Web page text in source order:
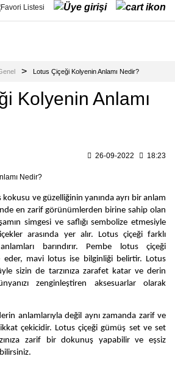
Lotus Çiçeği Kolyenin Anlamı Nedir?
Kolyenin Anlamı
26-09-2022 18:23
ve güzelliğinin yanında ayrı bir anlam
en zarif görünümlerden birine sahip olan
simgesi ve saflığı sembolize etmesiyle
arasında yer alır. Lotus çiçeği farklı
barındırır. Pembe lotus çiçeği
eder, mavi lotus ise bilginliği belirtir. Lotus
sizin de tarzınıza zarafet katar ve derin
zenginleştiren aksesuarlar olarak
anlamlarıyla değil aynı zamanda zarif ve
çekicidir. Lotus çiçeği gümüş set ve set
zarif bir dokunuş yapabilir ve eşsiz